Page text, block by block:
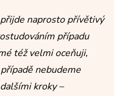
naprosto přívětivý
případu
též velmi oceňuji,
nebudeme
kroky –